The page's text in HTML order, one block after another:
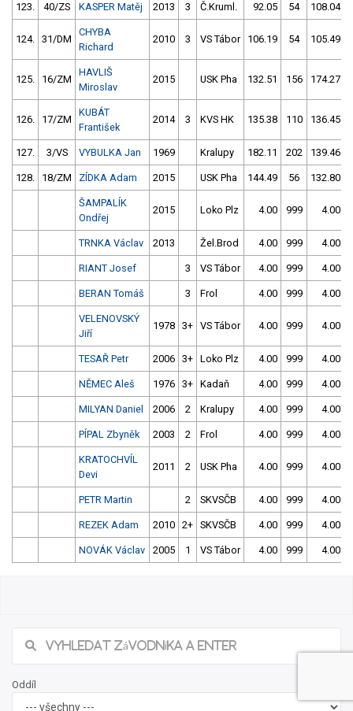
123. 40/ZS KASPER Matěj 2013 3 Č.Kruml. 92.05 54 108.04
124. 31/DM
CHYBA
Richard
2010 3 VS Tábor 106.19 54 105.49
125. 16/ZM
HAVLIŠ
Miroslav
2015 USK Pha 132.51 156 174.27
126. 17/ZM
KUBÁT
František
2014 3 KVS HK 135.38 110 136.45
127. 3/VS VYBULKA Jan 1969 Kralupy 182.11 202 139.46
128. 18/ZM ZÍDKA Adam 2015 USK Pha 144.49 56 132.80
ŠAMPALÍK
Ondřej
2015 Loko Plz 4.00 999 4.00
TRNKA Václav 2013 Žel.Brod 4.00 999 4.00
RIANT Josef 3 VS Tábor 4.00 999 4.00
BERAN Tomáš 3 Frol 4.00 999 4.00
VELENOVSKÝ
Jiří
1978 3+ VS Tábor 4.00 999 4.00
TESAŘ Petr 2006 3+ Loko Plz 4.00 999 4.00
NĚMEC Aleš 1976 3+ Kadaň 4.00 999 4.00
MILYAN Daniel 2006 2 Kralupy 4.00 999 4.00
PÍPAL Zbyněk 2003 2 Frol 4.00 999 4.00
KRATOCHVÍL
Devi
2011 2 USK Pha 4.00 999 4.00
PETR Martin 2 SKVSČB 4.00 999 4.00
REZEK Adam 2010 2+ SKVSČB 4.00 999 4.00
NOVÁK Václav 2005 1 VS Tábor 4.00 999 4.00
Oddíl